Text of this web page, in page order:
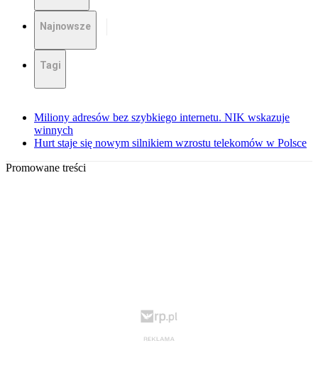
Najnowsze
Tagi
Miliony adresów bez szybkiego internetu. NIK wskazuje
winnych
Hurt staje się nowym silnikiem wzrostu telekomów w Polsce
Promowane treści